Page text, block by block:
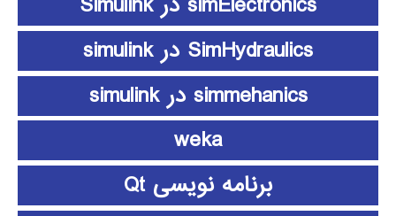
SimHydraulics در simulink
simmehanics در simulink
weka
برنامه نویسی Qt